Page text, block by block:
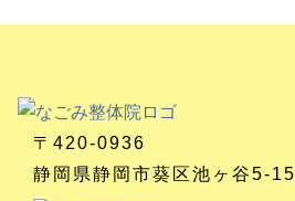
〒420-0936
静岡県静岡市葵区池ヶ谷5-15